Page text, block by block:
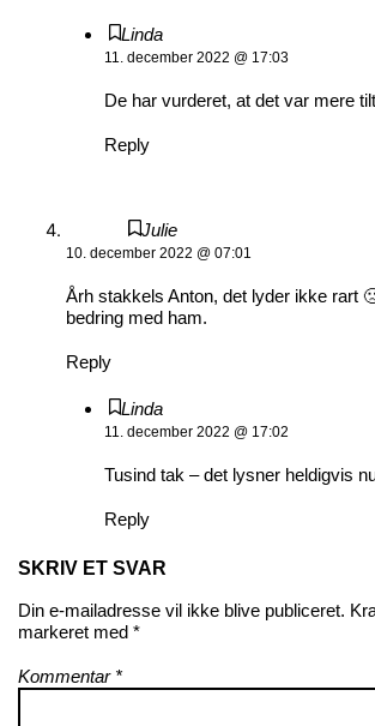
Linda
11. december 2022 @ 17:03
De har vurderet, at det var mere
Reply
Julie
10. december 2022 @ 07:01
Årh stakkels Anton, det lyder ikke rart
bedring med ham.
Reply
Linda
11. december 2022 @ 17:02
Tusind tak – det lysner heldigvis
Reply
SKRIV ET SVAR
Din e-mailadresse vil ikke blive publiceret.
markeret med *
Kommentar *